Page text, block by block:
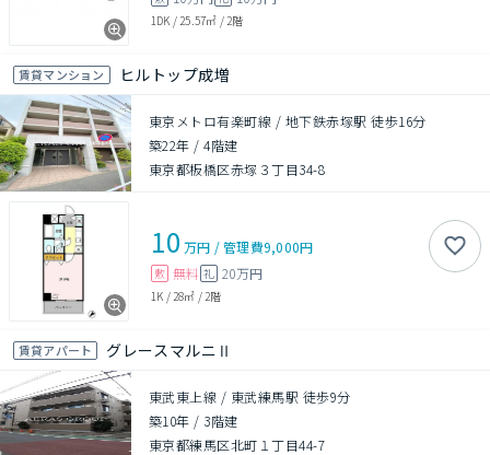
1DK / 25.57㎡ / 2階
賃貸マンション ヒルトップ成増
東京メトロ有楽町線 / 地下鉄赤塚駅 徒歩16分
築22年 /4階建
東京都板橋区赤塚３丁目34-8
10 万円 /管理費9,000円
敷 無料 礼 20万円
1K / 28㎡ / 2階
賃貸アパート グレースマルニⅡ
東武東上線 / 東武練馬駅 徒歩9分
築10年 / 3階建
東京都練馬区北町１丁目44-7